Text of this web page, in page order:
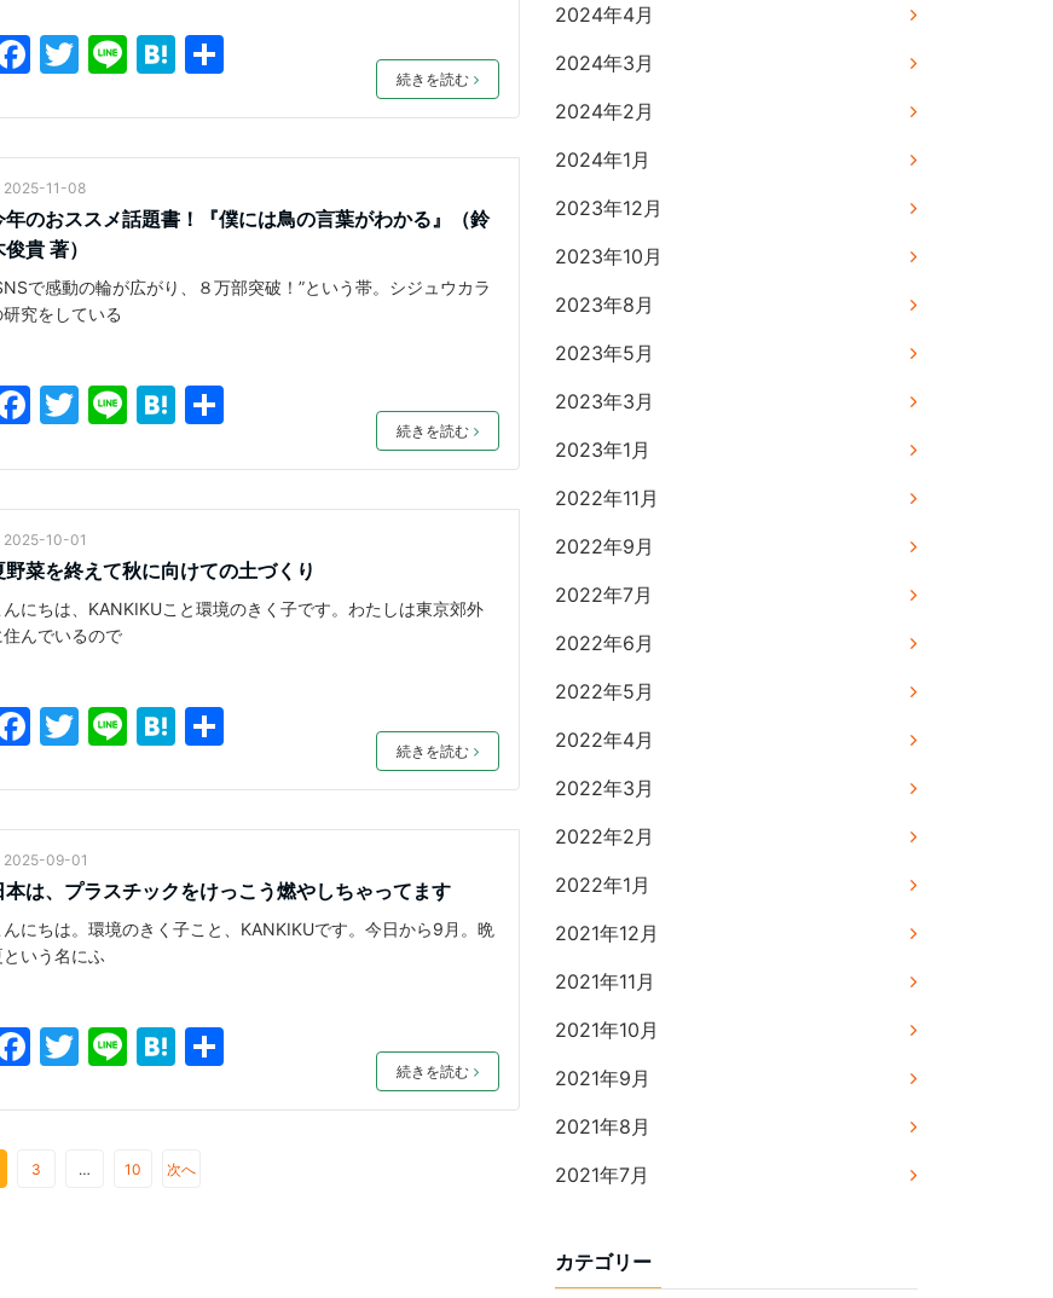
F
c
e
b
o
o
k
T
itt
er
Li
e
H
e
n
a
共
続きを読む
2025-11-08
年のおススメ話題書！『僕には鳥の言葉がわかる』（鈴
貴 著）
で感動の輪が広がり、８万部突破！”という帯。シジュウカラ
研究をしている
F
c
e
b
o
o
T
itt
er
Li
e
H
e
n
a
共
続きを読む
2025-10-01
野菜を終えて秋に向けての土づくり
んにちは、KANKIKUこと環境のきく子です。わたしは東京郊外
住んでいるので
F
c
e
b
o
o
T
itt
er
Li
e
H
e
n
a
共
続きを読む
2025-09-01
本は、プラスチックをけっこう燃やしちゃってます
んにちは。環境のきく子こと、KANKIKUです。今日から9月。晩
という名にふ
F
c
e
T
itt
er
Li
e
H
e
n
共
続きを読む
3 … 10 次へ
2024年4月
2024年3月
2024年2月
2024年1月
2023年12月
2023年10月
2023年8月
2023年5月
2023年3月
2023年1月
2022年11月
2022年9月
2022年7月
2022年6月
2022年5月
2022年4月
2022年3月
2022年2月
2022年1月
2021年12月
2021年11月
2021年10月
2021年9月
2021年8月
2021年7月
カテゴリー